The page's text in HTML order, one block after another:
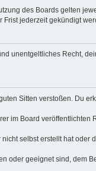
des Boards gelten
Frist jederzeit gekündigt
unentgeltliches Recht,
Sitten verstoßen. Du
im Board
selbst erstellt hat oder
oder geeignet sind, dem